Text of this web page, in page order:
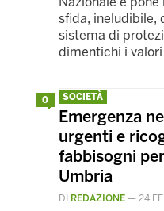
sfida, ineludibile,
sistema di
dimentichi i
0 SOCIETÀ
Emergenza
urgenti e
fabbisogni
Umbria
DI REDAZIONE — 24